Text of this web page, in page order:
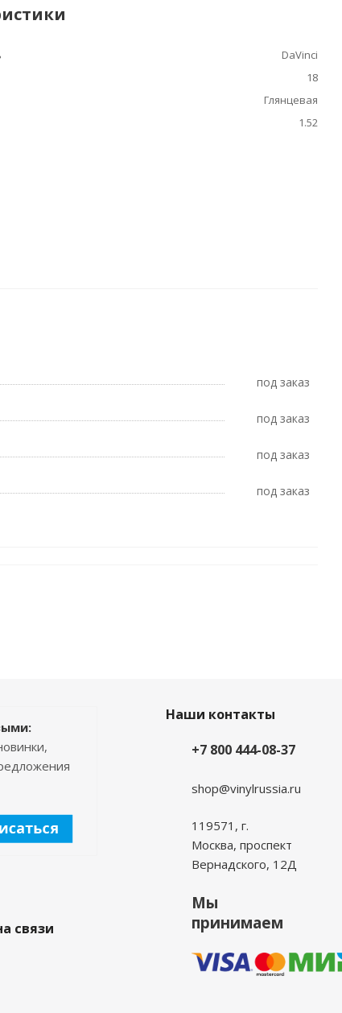
DaVinci
18
Глянцевая
1.52
Под заказ
Под заказ
Под заказ
Под заказ
связи
Наши контакты
+7 800 444-08-37
shop@vinylrussia.ru
119571,г.
Москва, проспект
Вернадского, 12Д
Мы
принимаем